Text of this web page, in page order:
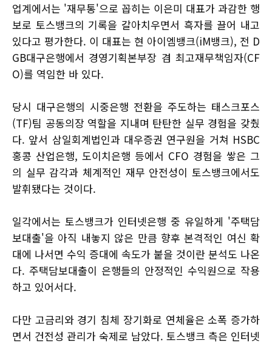
업계에서는 '재무통'으로 꼽히는 이은미 대표가 과감한 행
보로 토스뱅크의 기록을 갈아치우면서 흑자를 끌어 내고
있다고 평가한다. 이 대표는 현 아이엠뱅크(iM뱅크), 전 D
GB대구은행에서 경영기획본부장 겸 최고재무책임자(CF
O)를 역임한 바 있다.
당시 대구은행의 시중은행 전환을 주도하는 태스크포스
(TF)팀 공동의장 역할을 지내며 탄탄한 실무 경험을 갖췄
다. 앞서 삼일회계법인과 대우증권 연구원을 거쳐 HSBC
홍콩 산업은행, 도이치은행 등에서 CFO 경험을 쌓은 그
의 실무 감각과 체계적인 재무 안전성이 토스뱅크에서도
발휘됐다는 것이다.
일각에서는 토스뱅크가 인터넷은행 중 유일하게 '주택담
보대출'을 아직 내놓지 않은 만큼 향후 본격적인 여신 확
대에 나서면 수익 증대에 속도가 붙을 것이란 분석도 나온
다. 주택담보대출이 은행들의 안정적인 수익원으로 작용
하고 있어서다.
다만 고금리와 경기 침체 장기화로 연체율은 소폭 증가하
면서 건전성 관리가 숙제로 남았다. 토스뱅크 측은 인터넷